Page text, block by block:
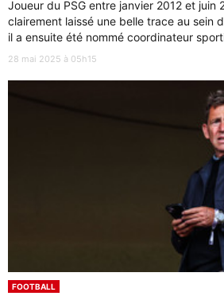
Joueur du PSG entre janvier 2012 et juin
clairement laissé une belle trace au sein
il a ensuite été nommé coordinateur
28 mai 2025 à 05h15
FOOTBALL